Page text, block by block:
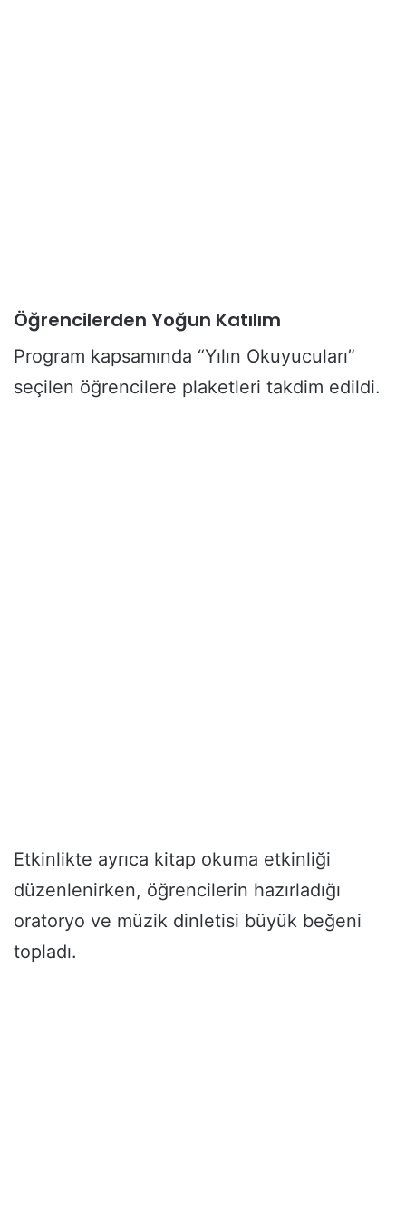
Öğrencilerden Yoğun Katılım
Program kapsamında “Yılın Okuyucuları”
seçilen öğrencilere plaketleri takdim edildi.
Etkinlikte ayrıca kitap okuma etkinliği
düzenlenirken, öğrencilerin hazırladığı
oratoryo ve müzik dinletisi büyük beğeni
topladı.